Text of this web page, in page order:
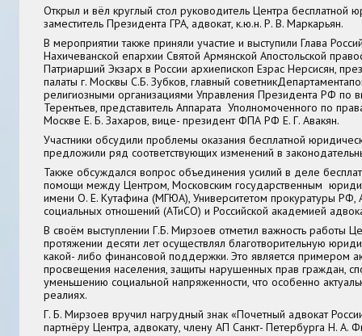
Открыл и вёл круглый стол руководитель Центра бесплатной
заместитель Президента ГРА, адвокат, к.ю.н. Р. В. Маркарьян.
В мероприятии также приняли участие и выступили Глава
Нахичеванской епархии Святой Армянской Апостольской
Патриарший Экзарх в России архиепископ Езрас Нерсисян,
палаты г. Москвы С.Б. Зубков, главный советникДепартаментапо
религиозными организациями Управления Президента РФ по
Терентьев, представитель Аппарата Уполномоченного по
Москве Е. Б. Захаров, вице- президент ФПА РФ Е. Г. Авакян.
Участники обсудили проблемы оказания бесплатной
предложили ряд соответствующих изменений в
Также обсуждался вопрос объединения усилий в деле
помощи между Центром, Московским государственным
имени О. Е. Кутафина (МГЮА), Университетом прокуратуры РФ,
социальных отношений (АТиСО) и Российской академией
В своём выступлении Г.Б. Мирзоев отметил важность работы
протяжении десяти лет осуществлял благотворительную
какой- либо финансовой поддержки. Это является примером
просвещения населения, защиты нарушенных прав граждан,
уменьшению социальной напряженности, что особенно
реалиях.
Г. Б. Мирзоев вручил нагрудный знак «Почетный адвокат
партнёру Центра, адвокату, члену АП Санкт- Петербурга Н. А.